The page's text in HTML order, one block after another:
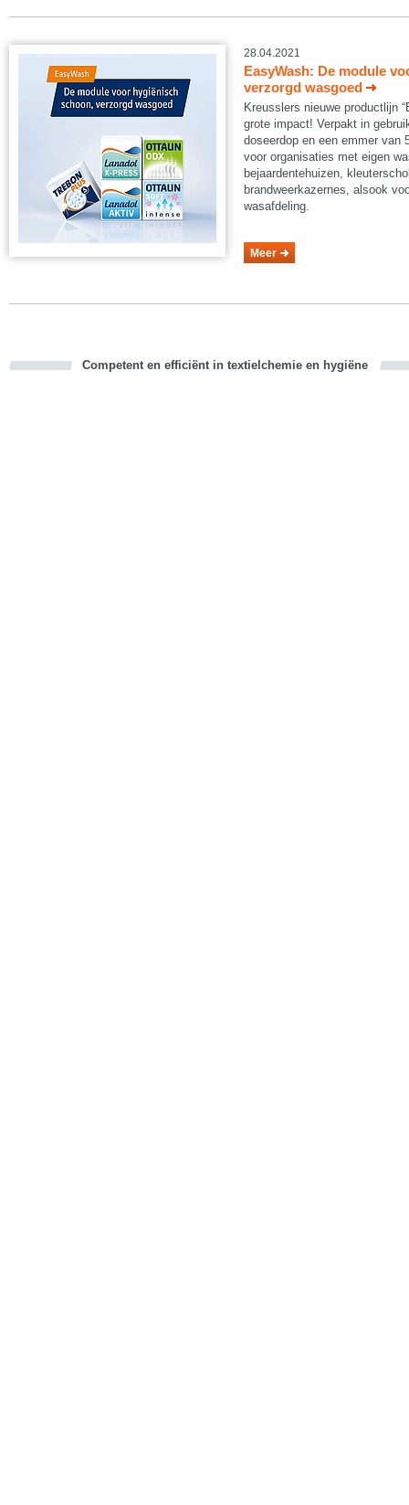
28.04.2021
EasyWash: De module
verzorgd wasgoed
Kreusslers nieuwe productlijn
grote impact! Verpakt in
doseerdop en een emmer van
voor organisaties met eigen
bejaardentehuizen,
brandweerkazernes, alsook
wasafdeling.
Meer
Competent en efficiënt in textielchemie en hygiëne